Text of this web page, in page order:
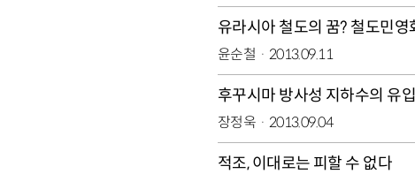
유라시아 철도의 꿈? 철도민
윤순철 2013.09.11
후꾸시마 방사성 지하수의 유
장정욱 2013.09.04
적조, 이대로는 피할 수 없다